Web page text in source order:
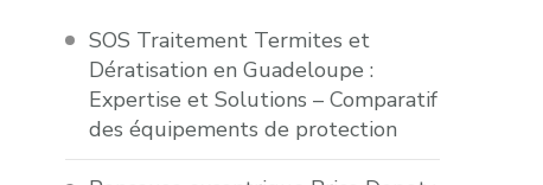
SOS Traitement Termites et
Dératisation en Guadeloupe :
Expertise et Solutions – Comparatif
des équipements de protection